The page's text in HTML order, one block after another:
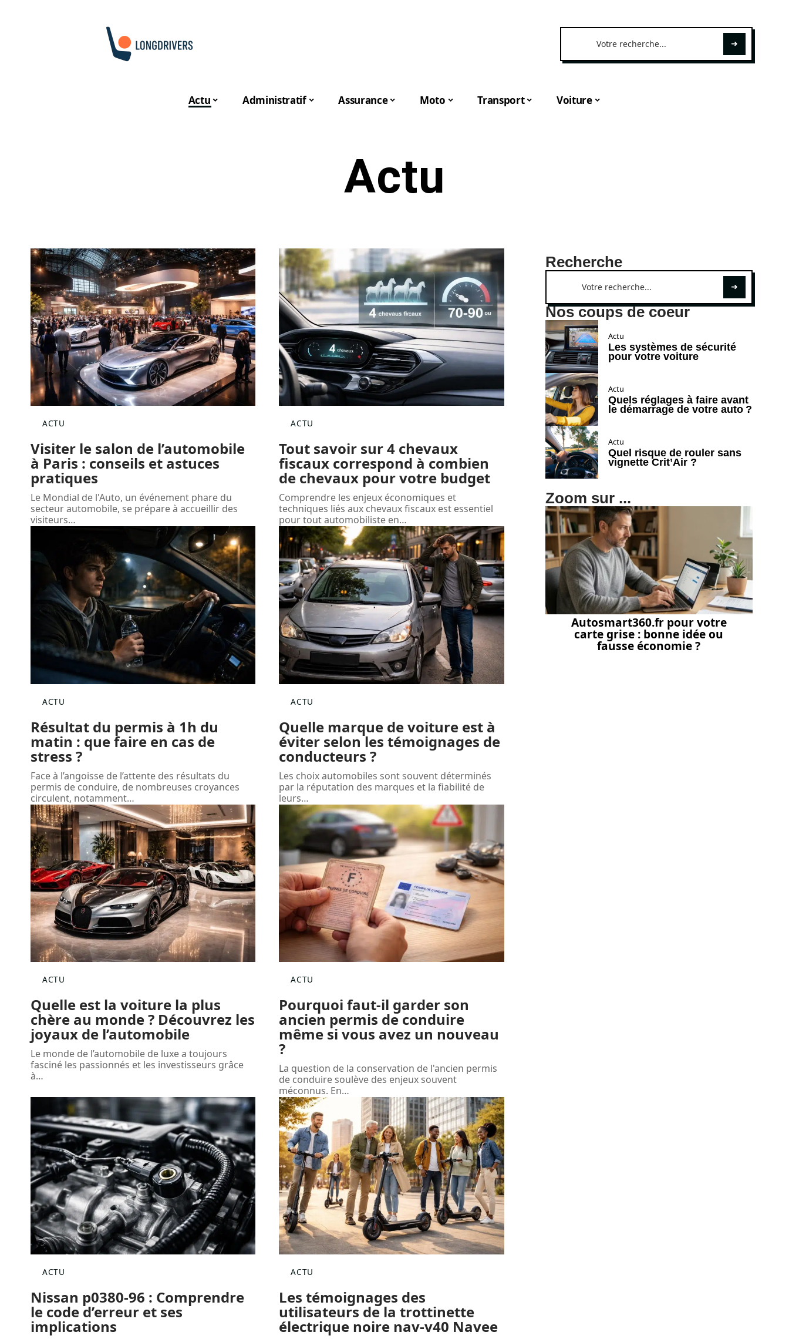
Actu Administratif Assurance Moto Transport Voiture
Actu
ACTU
Visiter le salon de l’automobile
à Paris : conseils et astuces
pratiques
Le Mondial de l'Auto, un événement phare du
secteur automobile, se prépare à accueillir des
visiteurs…
ACTU
Tout savoir sur 4 chevaux
fiscaux correspond à combien
de chevaux pour votre budget
Comprendre les enjeux économiques et
techniques liés aux chevaux fiscaux est essentiel
pour tout automobiliste en…
ACTU
Résultat du permis à 1h du
matin : que faire en cas de
stress ?
Face à l’angoisse de l’attente des résultats du
permis de conduire, de nombreuses croyances
circulent, notamment…
ACTU
Quelle marque de voiture est à
éviter selon les témoignages de
conducteurs ?
Les choix automobiles sont souvent déterminés
par la réputation des marques et la fiabilité de
leurs…
ACTU
Quelle est la voiture la plus
chère au monde ? Découvrez les
joyaux de l’automobile
Le monde de l’automobile de luxe a toujours
fasciné les passionnés et les investisseurs grâce
à…
ACTU
Pourquoi faut-il garder son
ancien permis de conduire
même si vous avez un nouveau
?
La question de la conservation de l'ancien permis
de conduire soulève des enjeux souvent
méconnus. En…
ACTU
Nissan p0380-96 : Comprendre
le code d’erreur et ses
implications
ACTU
Les témoignages des
utilisateurs de la trottinette
électrique noire nav-v40 Navee
Recherche
Nos coups de coeur
Actu
Les systèmes de sécurité
pour votre voiture
Actu
Quels réglages à faire avant
le démarrage de votre auto ?
Actu
Quel risque de rouler sans
vignette Crit’Air ?
Zoom sur ...
Autosmart360.fr pour votre
carte grise : bonne idée ou
fausse économie ?